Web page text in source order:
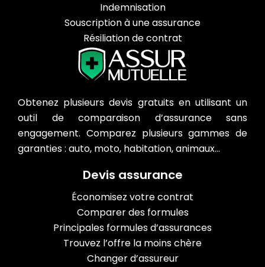
Indemnisation
Souscription à une assurance
Résiliation de contrat
Obtenez plusieurs devis gratuits en utilisant un
outil de comparaison d’assurance sans
engagement. Comparez plusieurs gammes de
garanties : auto, moto, habitation, animaux…
Devis assurance
Économisez votre contrat
Comparer des formules
Principales formules d’assurances
Trouvez l’offre la moins chère
Changer d’assureur